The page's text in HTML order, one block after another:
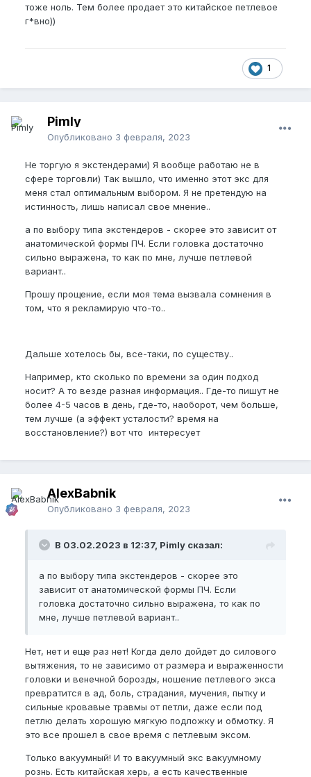
тоже ноль. Тем более продает это китайское петлевое
г*вно))
1
Pimly
Опубликовано 3 февраля, 2023
Не торгую я экстендерами) Я вообще работаю не в
сфере торговли) Так вышло, что именно этот экс для
меня стал оптимальным выбором. Я не претендую на
истинность, лишь написал свое мнение..
а по выбору типа экстендеров - скорее это зависит от
анатомической формы ПЧ. Если головка достаточно
сильно выражена, то как по мне, лучше петлевой
вариант..
Прошу прощение, если моя тема вызвала сомнения в
том, что я рекламирую что-то..
Дальше хотелось бы, все-таки, по существу..
Например, кто сколько по времени за один подход
носит? А то везде разная информация.. Где-то пишут не
более 4-5 часов в день, где-то, наоборот, чем больше,
тем лучше (а эффект усталости? время на
восстановление?) вот что интересует
AlexBabnik
Опубликовано 3 февраля, 2023
В 03.02.2023 в 12:37, Pimly сказал:
а по выбору типа экстендеров - скорее это
зависит от анатомической формы ПЧ. Если
головка достаточно сильно выражена, то как по
мне, лучше петлевой вариант..
Нет, нет и еще раз нет! Когда дело дойдет до силового
вытяжения, то не зависимо от размера и выраженности
головки и венечной борозды, ношение петлевого экса
превратится в ад, боль, страдания, мучения, пытку и
сильные кровавые травмы от петли, даже если под
петлю делать хорошую мягкую подложку и обмотку. Я
это все прошел в свое время с петлевым эксом.
Только вакуумный! И то вакуумный экс вакуумному
рознь. Есть китайская херь, а есть качественные